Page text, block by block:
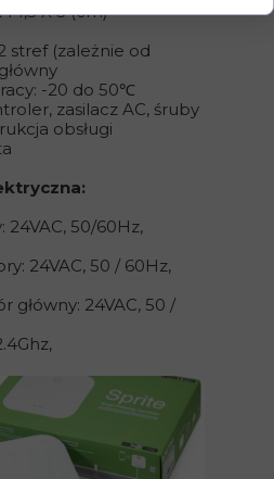
14,5 X 3 (cm)
stref (zależnie od
-20 do 50℃
zasilacz AC, śruby
obsługi
24VAC, 50/60Hz,
24VAC, 50 / 60Hz,
główny: 24VAC, 50 /